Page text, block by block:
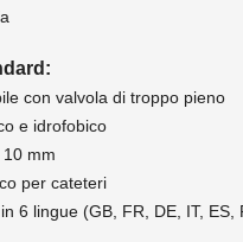
con valvola di troppo pieno
e idrofobico
10 mm
per cateteri
6 lingue (GB, FR, DE, IT, ES,